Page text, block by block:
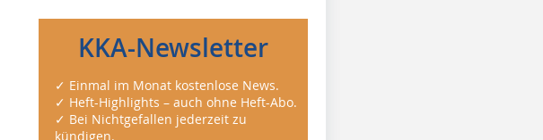
KKA-Newsletter
✓ Einmal im Monat kostenlose News.
✓ Heft-Highlights – auch ohne Heft-Abo.
✓ Bei Nichtgefallen jederzeit zu
kündigen.